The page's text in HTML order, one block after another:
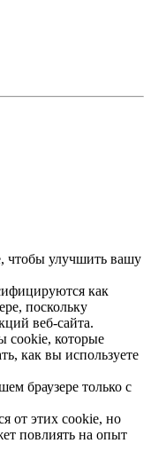
чтобы улучшить вашу
как
поскольку
веб-сайта.
cookie, которые
как вы используете
браузере только с
от этих cookie, но
повлиять на опыт